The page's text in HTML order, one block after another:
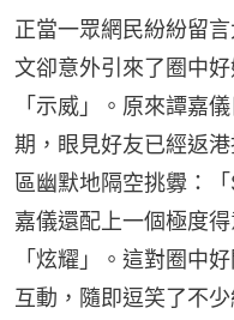
正當一眾網民紛紛留
文卻意外引來了圈中
「示威」。原來譚嘉
期，眼見好友已經返
區幽默地隔空挑釁：
嘉儀還配上一個極度
「炫耀」。這對圈中
互動，隨即逗笑了不少